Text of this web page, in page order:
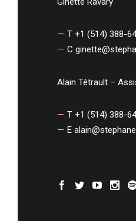
T +1 (514) 388-
C
Alain Tétrault –
T +1 (514) 388-
E